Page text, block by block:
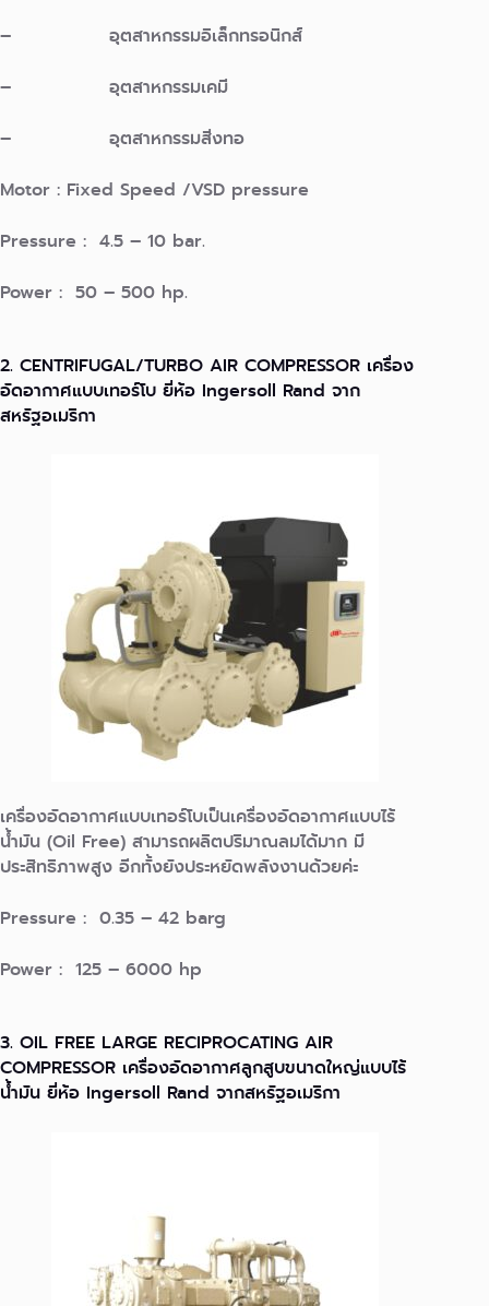
– อุตสาหกรรมอิเล็กทรอนิกส์
– อุตสาหกรรมเคมี
– อุตสาหกรรมสิ่งทอ
Motor : Fixed Speed /VSD pressure
Pressure : 4.5 – 10 bar.
Power : 50 – 500 hp.
2. CENTRIFUGAL/TURBO AIR COMPRESSOR เครื่อง
อัดอากาศแบบเทอร์โบ ยี่ห้อ Ingersoll Rand จาก
สหรัฐอเมริกา
เครื่องอัดอากาศแบบเทอร์โบเป็นเครื่องอัดอากาศแบบไร้
น้ำมัน (Oil Free) สามารถผลิตปริมาณลมได้มาก มี
ประสิทธิภาพสูง อีกทั้งยังประหยัดพลังงานด้วยค่ะ
Pressure : 0.35 – 42 barg
Power : 125 – 6000 hp
3. OIL FREE LARGE RECIPROCATING AIR
COMPRESSOR เครื่องอัดอากาศลูกสูบขนาดใหญ่แบบไร้
น้ำมัน ยี่ห้อ Ingersoll Rand จากสหรัฐอเมริกา